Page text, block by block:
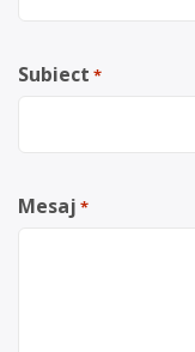
Subiect *
Mesaj *